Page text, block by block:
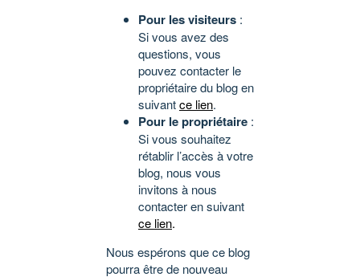
Pour les visiteurs :
Si vous avez des
questions, vous
pouvez contacter le
propriétaire du blog en
suivantce lien.
Pour le propriétaire :
Si vous souhaitez
rétablir l’accès à votre
blog, nous vous
invitons à nous
contacter en suivant
ce lien.
Nous espérons que ce blog
pourra être de nouveau